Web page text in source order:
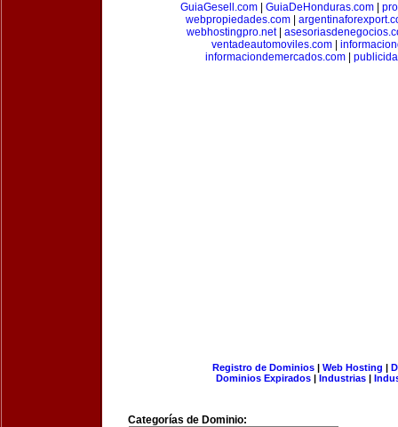
GuiaGesell.com| GuiaDeHonduras.com|
webpropiedades.com
webhostingpro.net|
ventadeautomoviles.com|
informaciondemercados.com|
Registro de Dominios| Web Hosting |
Dominios Expirados | Industrias |
Categorías de Dominio: